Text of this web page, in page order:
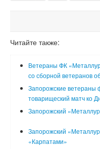
Читайте также:
Ветераны ФК
со сборной ветеранов
Запорожские ветераны
товарищеский матч ко
Запорожский
Запорожский
«Карпатами»